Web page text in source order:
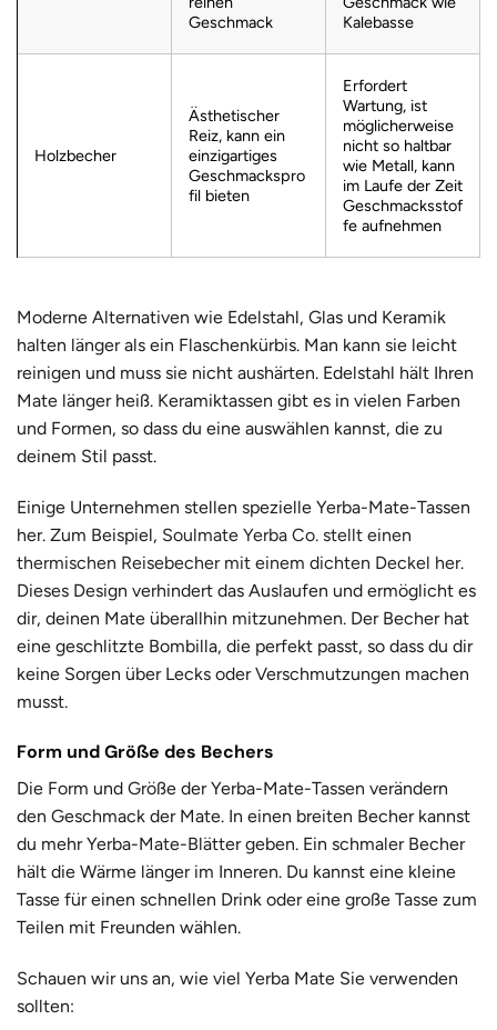
Geschmack
Kalebasse
Holzbecher
Ästhetischer
Reiz, kann ein
einzigartiges
Geschmackspro
fil bieten
Erfordert
Wartung, ist
möglicherweise
nicht so haltbar
wie Metall, kann
im Laufe der Zeit
Geschmacksstof
fe aufnehmen
Moderne Alternativen wie Edelstahl, Glas und Keramik
halten länger als ein Flaschenkürbis. Man kann sie leicht
reinigen und muss sie nicht aushärten. Edelstahl hält Ihren
Mate länger heiß. Keramiktassen gibt es in vielen Farben
und Formen, so dass du eine auswählen kannst, die zu
deinem Stil passt.
Einige Unternehmen stellen spezielle Yerba-Mate-Tassen
her. Zum Beispiel, Soulmate Yerba Co. stellt einen
thermischen Reisebecher mit einem dichten Deckel her.
Dieses Design verhindert das Auslaufen und ermöglicht es
dir, deinen Mate überallhin mitzunehmen. Der Becher hat
eine geschlitzte Bombilla, die perfekt passt, so dass du dir
keine Sorgen über Lecks oder Verschmutzungen machen
musst.
Form und Größe des Bechers
Die Form und Größe der Yerba-Mate-Tassen verändern
den Geschmack der Mate. In einen breiten Becher kannst
du mehr Yerba-Mate-Blätter geben. Ein schmaler Becher
hält die Wärme länger im Inneren. Du kannst eine kleine
Tasse für einen schnellen Drink oder eine große Tasse zum
Teilen mit Freunden wählen.
Schauen wir uns an, wie viel Yerba Mate Sie verwenden
sollten: